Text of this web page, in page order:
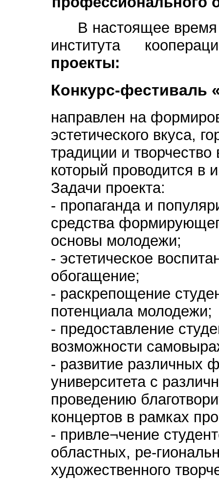
В настоящее время
института
проекты:
Конкурс-
направлен на
эстетического вкуса,
традиции и творчество
который проводится в
Задачи проекта:
- пропаганда и
средства
основы молодежи;
- эстетическое
обогащение;
- раскрепощение
потенциала молодежи;
- предоставление
возможности
- развитие различных
университета с
проведению
концертов в рамках
- привле¬чение
областных, ре-
художественного